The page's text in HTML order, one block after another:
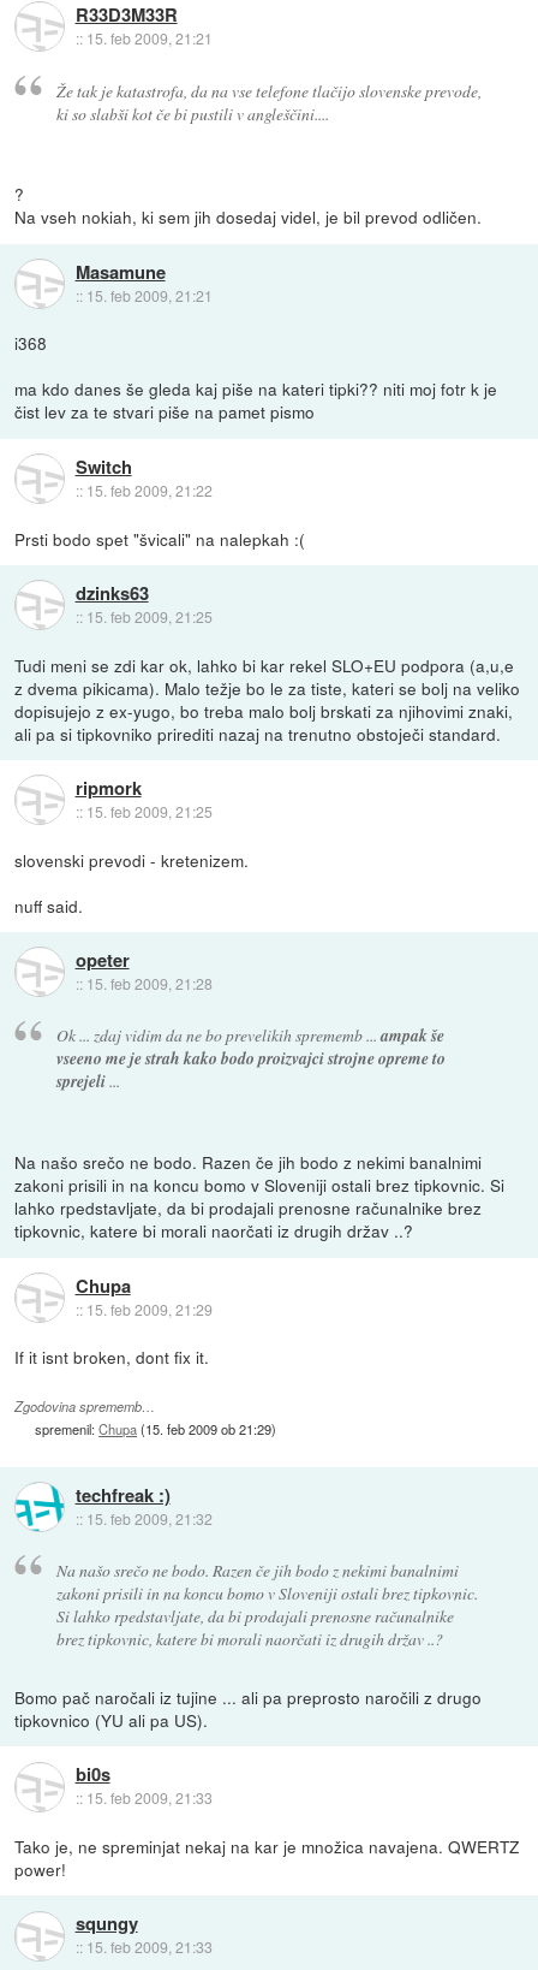
R33D3M33R
:: 15. feb 2009, 21:21
Že tak je katastrofa, da na vse telefone tlačijo slovenske prevode,
ki so slabši kot če bi pustili v angleščini....
?
Na vseh nokiah, ki sem jih dosedaj videl, je bil prevod odličen.
Masamune
:: 15. feb 2009, 21:21
i368
ma kdo danes še gleda kaj piše na kateri tipki?? niti moj fotr k je
čist lev za te stvari piše na pamet pismo
Switch
:: 15. feb 2009, 21:22
Prsti bodo spet "švicali" na nalepkah :(
dzinks63
:: 15. feb 2009, 21:25
Tudi meni se zdi kar ok, lahko bi kar rekel SLO+EU podpora (a,u,e
z dvema pikicama). Malo težje bo le za tiste, kateri se bolj na veliko
dopisujejo z ex-yugo, bo treba malo bolj brskati za njihovimi znaki,
ali pa si tipkovniko prirediti nazaj na trenutno obstoječi standard.
ripmork
:: 15. feb 2009, 21:25
slovenski prevodi - kretenizem.
nuff said.
opeter
:: 15. feb 2009, 21:28
Ok ... zdaj vidim da ne bo prevelikih sprememb ...ampak še
vseeno me je strah kako bodo proizvajci strojne opreme to
sprejeli...
Na našo srečo ne bodo. Razen če jih bodo z nekimi banalnimi
zakoni prisili in na koncu bomo v Sloveniji ostali brez tipkovnic. Si
lahko rpedstavljate, da bi prodajali prenosne računalnike brez
tipkovnic, katere bi morali naorčati iz drugih držav ..?
Chupa
:: 15. feb 2009, 21:29
If it isnt broken, dont fix it.
Zgodovina sprememb…
spremenil:Chupa(15. feb 2009 ob 21:29)
techfreak :)
:: 15. feb 2009, 21:32
Na našo srečo ne bodo. Razen če jih bodo z nekimi banalnimi
zakoni prisili in na koncu bomo v Sloveniji ostali brez tipkovnic.
Si lahko rpedstavljate, da bi prodajali prenosne računalnike
brez tipkovnic, katere bi morali naorčati iz drugih držav ..?
Bomo pač naročali iz tujine ... ali pa preprosto naročili z drugo
tipkovnico (YU ali pa US).
bi0s
:: 15. feb 2009, 21:33
Tako je, ne spreminjat nekaj na kar je množica navajena. QWERTZ
power!
squngy
:: 15. feb 2009, 21:33